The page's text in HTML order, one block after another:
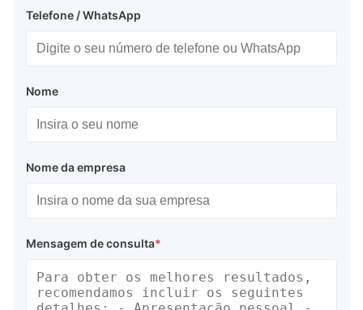
Telefone / WhatsApp
Nome
Nome da empresa
Mensagem de consulta*